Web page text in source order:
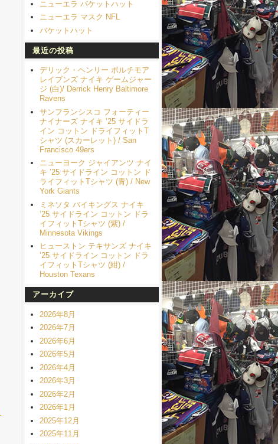
ニューエラ バケットハット
ニューエラ マスク NFL
バケットハット
最近の投稿
デリック・ヘンリー ボルチモア
レイブンズ ナイキ ゲームジャー
ジ (白)/ Derrick Henry Baltimore
Ravens
サンフランシスコ フォーティー
ナイナーズ ナイキ ’25 サイドラ
イン コットン ドライフィットT
シャツ (スカーレット) / San
Francisco 49ers
ニューヨーク ジャイアンツ ナイ
キ ’25 サイドライン コットン ド
ライフィットTシャツ (青) / New
York Giants
ミネソタ バイキングス ナイキ
’25 サイドライン コットン ドラ
イフィットTシャツ (紫) /
Minnesota Vikings
ヒューストン テキサンズ ナイキ
’25 サイドライン コットン ドラ
イフィットTシャツ (紺) /
Houston Texans
アーカイブ
2026年8月
2026年7月
2026年6月
2026年5月
2026年4月
2026年3月
2026年2月
2026年1月
2025年12月
2025年11月